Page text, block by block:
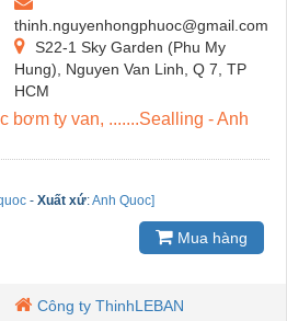
thinh.nguyenhongphuoc@gmail.com
S22-1 Sky Garden (Phu My
Hung), Nguyen Van Linh, Q 7, TP
HCM
bơm ty van, .......Sealling - Anh
- Xuất xứ:Anh Quoc]
Mua hàng
Công ty ThinhLEBAN